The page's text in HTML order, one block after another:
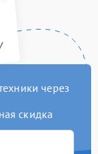
через
скидка